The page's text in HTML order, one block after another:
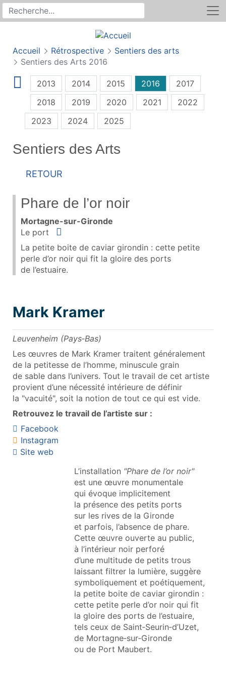
Recherche sur le site
Rechercher
Accueil Rétrospective
Sentiers des arts
Sentiers des Arts 2016
2013 2014 2015 2016
2017
2018
2019 2020 2021
2022
2023
2024 2025
Sentiers des Arts
Retour
Phare de l’or noir
Mortagne-sur-Gironde
Le port
Situer
La petite boite de caviar girondin : cette petite
perle d’or noir qui fit la gloire des ports
de l’estuaire.
Mark Kramer
Leuvenheim (Pays‑Bas)
Les œuvres de Mark Kramer traitent généralement
de la petitesse de l’homme, minuscule grain
de sable dans l’univers. Tout le travail de cet artiste
provient d’une nécessité intérieure de définir
la "vacuité", soit la notion de tout ce qui est vide.
Retrouvez le travail de l’artiste sur :
Facebook
Instagram
Site web
L’installation "Phare de l’or noir"
est une œuvre monumentale
qui évoque implicitement
la présence des petits ports
sur les rives de la Gironde
et parfois, l’absence de phare.
Cette œuvre ouverte au public,
à l’intérieur noir perforé
d’une multitude de petits trous
laissant filtrer la lumière, suggère
symboliquement et poétiquement,
la petite boite de caviar girondin :
cette petite perle d’or noir qui fit
la gloire des ports de l’estuaire,
tels ceux de Saint‑Seurin‑d’Uzet,
de Mortagne‑sur‑Gironde
ou de Port Maubert.